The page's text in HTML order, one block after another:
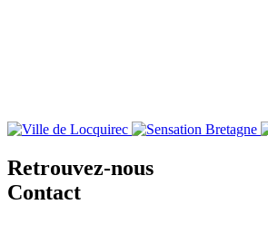
Retrouvez-nous
Contact